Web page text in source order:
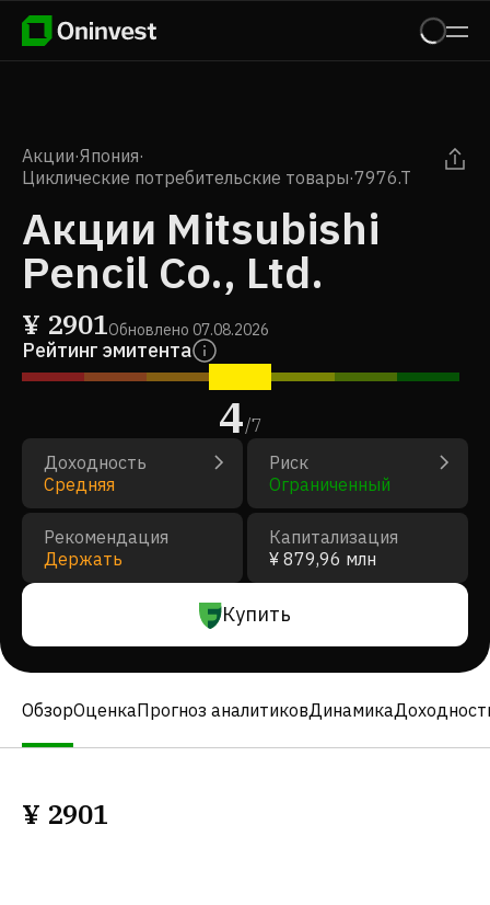
Акции·Япония·
Циклические потребительские товары·7976.T
Акции Mitsubishi
Pencil Co., Ltd.
¥ 2901Обновлено 07.08.2026
Рейтинг эмитента
4/7
Доходность
Средняя
Риск
Ограниченный
Рекомендация
Держать
Капитализация
¥ 879,96 млн
Купить
ОбзорОценкаПрогноз аналитиковДинамика
¥ 2901